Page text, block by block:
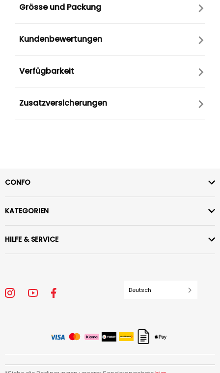
Grösse und Packung
Kundenbewertungen
Verfügbarkeit
Zusatzversicherungen
CONFO
KATEGORIEN
HILFE & SERVICE
Deutsch